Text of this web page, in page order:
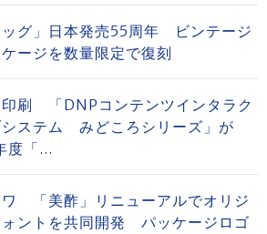
ッグ」日本発売55周年 ビンテージ
ージを数量限定で復刻
印刷 「DNPコンテンツインタラク
システム みどころシリーズ」が
度「...
ワ 「美酢」リニューアルでオリジ
ントを共同開発 パッケージロゴ